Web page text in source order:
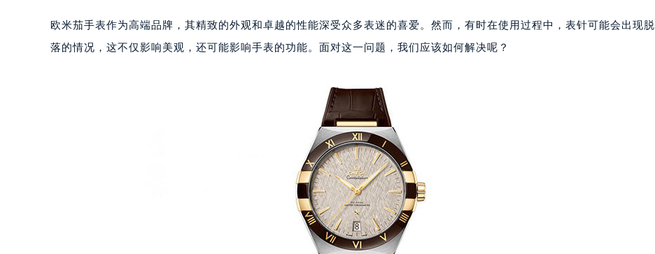
欧米茄手表作为高端品牌，其精致的外观和卓越的性能深受众多表迷的喜爱。然而，有时在使用过程中，表针可能会出现脱
落的情况，这不仅影响美观，还可能影响手表的功能。面对这一问题，我们应该如何解决呢？